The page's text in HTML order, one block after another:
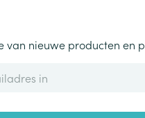
van nieuwe producten en